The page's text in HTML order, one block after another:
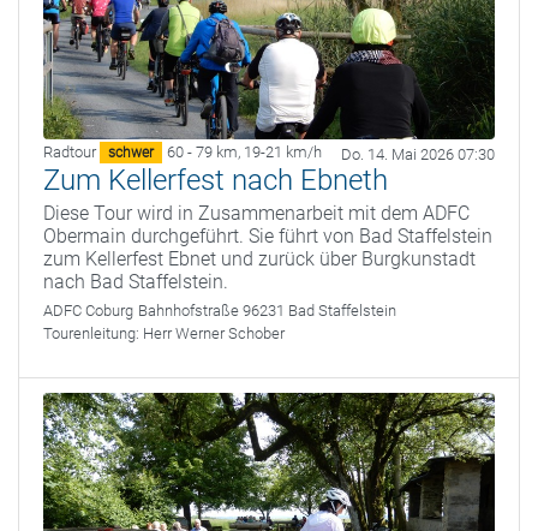
Radtour schwer 60 - 79 km, 19-21 km/h Do. 14. Mai 2026 07:30
Zum Kellerfest nach Ebneth
Diese Tour wird in Zusammenarbeit mit dem ADFC
Obermain durchgeführt. Sie führt von Bad Staffelstein
zum Kellerfest Ebnet und zurück über Burgkunstadt
nach Bad Staffelstein.
ADFC Coburg Bahnhofstraße 96231 Bad Staffelstein
Tourenleitung: Herr Werner Schober